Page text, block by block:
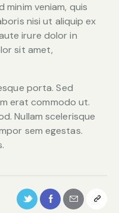
minim veniam, quis
nisi ut aliquip ex
irure dolor in
sit amet,
porta. Sed
erat commodo ut.
Nullam scelerisque
sem egestas.